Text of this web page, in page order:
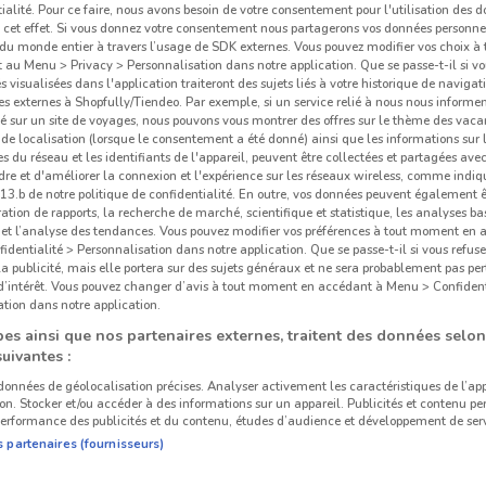
12.9 km
dans les environs
COURBEVOIE
BOULOGNE-
Pour ce faire, nous avons besoin de votre consentement pour l'utilisation des
effet. Si vous donnez votre consentement nous partagerons vos données
du monde entier à travers l’usage de SDK externes. Vous pouvez modifier vos choix
au Menu > Privacy > Personnalisation dans notre application. Que se passe-t-il si
visualisées dans l'application traiteront des sujets liés à votre historique de
externes à Shopfully/Tiendeo. Par exemple, si un service relié à nous nous
sur un site de voyages, nous pouvons vous montrer des offres sur le thème des
localisation (lorsque le consentement a été donné) ainsi que les informations sur
du réseau et les identifiants de l'appareil, peuvent être collectées et partagées
et d'améliorer la connexion et l'expérience sur les réseaux wireless, comme
de notre politique de confidentialité. En outre, vos données peuvent également
de rapports, la recherche de marché, scientifique et statistique, les analyses
l’analyse des tendances. Vous pouvez modifier vos préférences à tout moment en
> Personnalisation dans notre application. Que se passe-t-il si vous
publicité, mais elle portera sur des sujets généraux et ne sera probablement pas
Vous pouvez changer d’avis à tout moment en accédant à Menu >
dans notre application.
ainsi que nos partenaires externes, traitent des données
:
de géolocalisation précises. Analyser activement les caractéristiques de
Stocker et/ou accéder à des informations sur un appareil. Publicités et contenu
des publicités et du contenu, études d’audience et développement de
partenaires (fournisseurs)